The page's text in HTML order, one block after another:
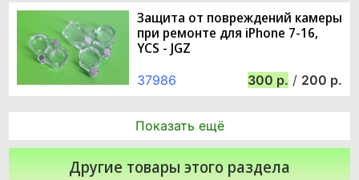
Защита от повреждений камеры
при ремонте для iPhone 7-16,
YCS - JGZ
37986 300 / 200
Показать ещё
Другие товары этого раздела